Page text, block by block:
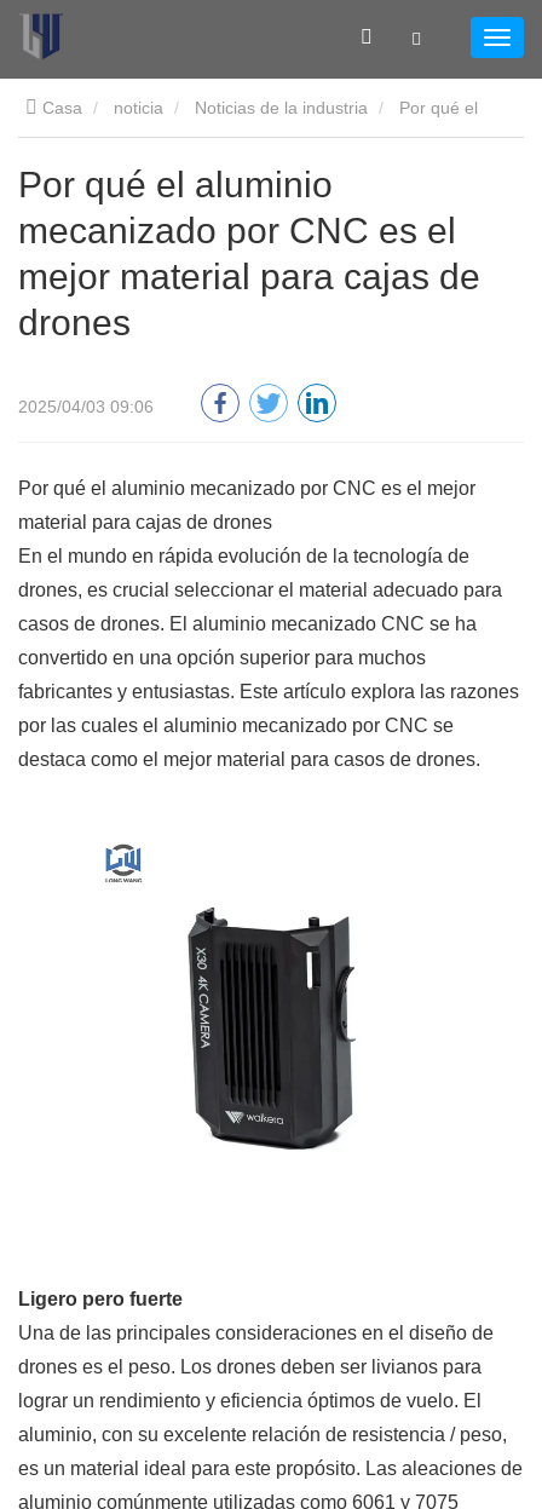
Casa noticia Noticias de la industria
aluminio mecanizado por CNC es el mejor material para cajas
de drones
Por qué el aluminio
mecanizado por CNC es el
mejor material para cajas de
drones
2025/04/03 09:06
Por qué el aluminio mecanizado por CNC es el mejor
material para cajas de drones
En el mundo en rápida evolución de la tecnología de
drones, es crucial seleccionar el material adecuado para
casos de drones. El aluminio mecanizado CNC se ha
convertido en una opción superior para muchos
fabricantes y entusiastas. Este artículo explora las razones
por las cuales el aluminio mecanizado por CNC se
destaca como el mejor material para casos de drones.
Ligero pero fuerte
Una de las principales consideraciones en el diseño de
drones es el peso. Los drones deben ser livianos para
lograr un rendimiento y eficiencia óptimos de vuelo. El
aluminio, con su excelente relación de resistencia / peso,
es un material ideal para este propósito. Las aleaciones de
aluminio comúnmente utilizadas como 6061 y 7075